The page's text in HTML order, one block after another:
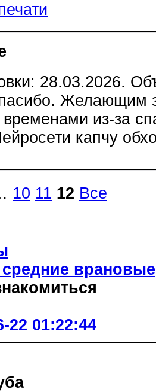
28.03.2026.
Желающим
временами из-за
капчу
10 11 12 Все
врановые
22 01:22:44